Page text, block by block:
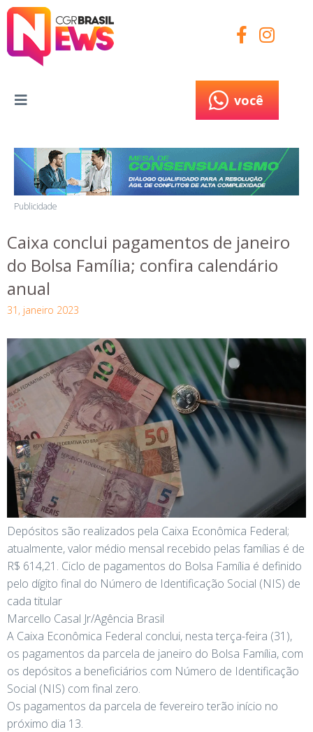
você
Publicidade
Caixa conclui pagamentos de janeiro
do Bolsa Família; confira calendário
anual
31, janeiro 2023
Depósitos são realizados pela Caixa Econômica Federal;
atualmente, valor médio mensal recebido pelas famílias é de
R$ 614,21. Ciclo de pagamentos do Bolsa Família é definido
pelo dígito final do Número de Identificação Social (NIS) de
cada titular
Marcello Casal Jr/Agência Brasil
A Caixa Econômica Federal conclui, nesta terça-feira (31),
os pagamentos da parcela de janeiro do Bolsa Família, com
os depósitos a beneficiários com Número de Identificação
Social (NIS) com final zero.
Os pagamentos da parcela de fevereiro terão início no
próximo dia 13.